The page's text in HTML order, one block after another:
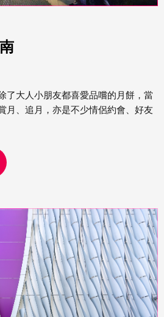
了大人小朋友都喜愛品嚐的月餅，當
月、追月，亦是不少情侶約會、好友